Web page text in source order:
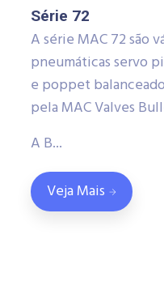
Série 72
A série MAC 72 são
pneumáticas servo
e poppet
pela MAC Valves
A B...
Veja Mais